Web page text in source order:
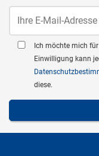
Ich möchte mich
Einwilligung kann
diese.